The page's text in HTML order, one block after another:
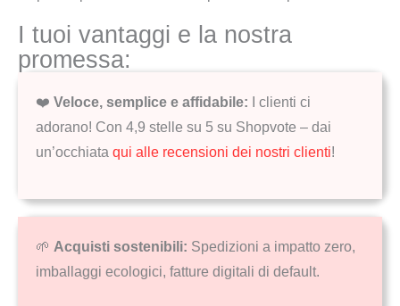
I tuoi vantaggi e la nostra
promessa:
❤️ Veloce, semplice e affidabile: I clienti ci
adorano! Con 4,9 stelle su 5 su Shopvote – dai
un’occhiata qui alle recensioni dei nostri clienti!
🌱 Acquisti sostenibili: Spedizioni a impatto zero,
imballaggi ecologici, fatture digitali di default.